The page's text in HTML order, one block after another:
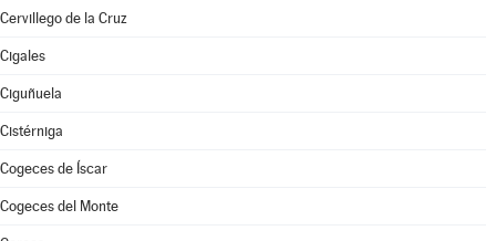
Cervillego de la Cruz
Cigales
Ciguñuela
Cistérniga
Cogeces de Íscar
Cogeces del Monte